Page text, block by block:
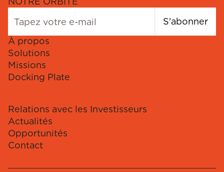
S'abonner
À propos
Solutions
Missions
Docking Plate
Relations avec les Investisseurs
Actualités
Opportunités
Contact